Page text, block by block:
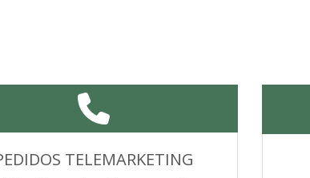
TELEMARKETING